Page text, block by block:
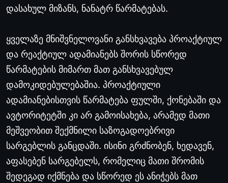
დასახულ მიზანს, ნანატრ წარმატებას.
ყველაზე მნიშვნელოვანი განსხვავება პროაქტიულ
და რეაქტიულ ადამიანებს შორის სწორედ
წარმატების მიმართ მათ განსხვავებულ
დამოკიდებულებაშია. პროაქტიული
ადამიანებისთვის წარმატება ფულში, ქონებაში და
ავტორიტეტში კი არ გამოისახება, არამედ მათი
მეშვეობით შექმნილი საზოგადოებრივი
სარგებლის განცდაში. ისინი გრძნობენ, ხედავენ,
აფასებენ სარგებელს, რომელიც მათი შრომის
შედეგად იქმნება და სწორედ ეს ანიჭებს მათ